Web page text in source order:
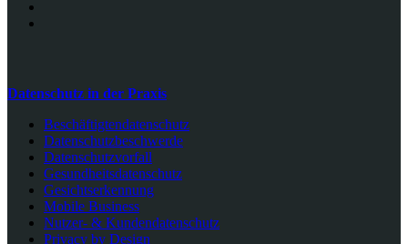
Datenschutz in der Praxis
Beschäftigtendatenschutz
Datenschutzbeschwerde
Datenschutzvorfall
Gesundheitsdatenschutz
Gesichtserkennung
Mobile Business
Nutzer- & Kundendatenschutz
Privacy by Design